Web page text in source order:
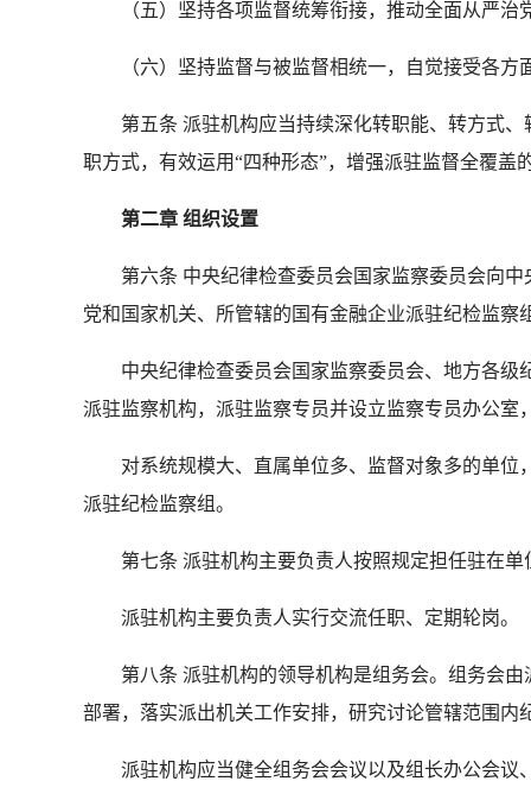
（五）坚持各项监督统筹衔接，推动全面从严治
（六）坚持监督与被监督相统一，自觉接受各方
第五条 派驻机构应当持续深化转职能、转方式、
职方式，有效运用“四种形态”，增强派驻监督全覆盖
第二章 组织设置
第六条 中央纪律检查委员会国家监察委员会向中
党和国家机关、所管辖的国有金融企业派驻纪检监察
中央纪律检查委员会国家监察委员会、地方各级
派驻监察机构，派驻监察专员并设立监察专员办公室
对系统规模大、直属单位多、监督对象多的单位
派驻纪检监察组。
第七条 派驻机构主要负责人按照规定担任驻在单
派驻机构主要负责人实行交流任职、定期轮岗。
第八条 派驻机构的领导机构是组务会。组务会由
部署，落实派出机关工作安排，研究讨论管辖范围
派驻机构应当健全组务会会议以及组长办公会议